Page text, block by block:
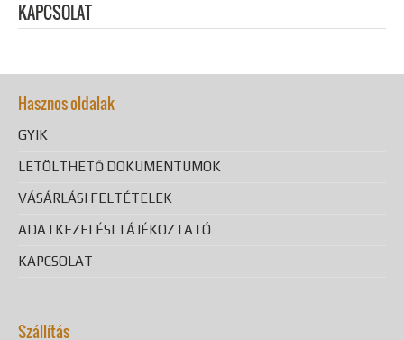
KAPCSOLAT
Hasznos oldalak
GYIK
LETÖLTHETŐ DOKUMENTUMOK
VÁSÁRLÁSI FELTÉTELEK
ADATKEZELÉSI TÁJÉKOZTATÓ
KAPCSOLAT
Szállítás